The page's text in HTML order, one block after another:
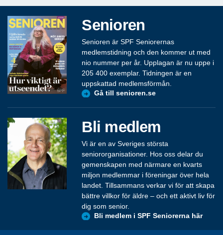
Senioren
Senioren är SPF Seniorernas
medlemstidning och den kommer ut med
nio nummer per år. Upplagan är nu uppe i
205 400 exemplar. Tidningen är en
uppskattad medlemsförmån.
Gå till senioren.se
Bli medlem
Vi är en av Sveriges största
seniororganisationer. Hos oss delar du
gemenskapen med närmare en kvarts
miljon medlemmar i föreningar över hela
landet. Tillsammans verkar vi för att skapa
bättre villkor för äldre – och ett aktivt liv för
dig som senior.
Bli medlem i SPF Seniorerna här